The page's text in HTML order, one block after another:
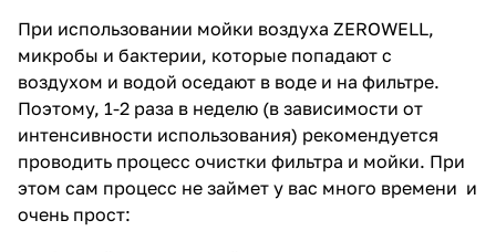
При использовании мойки воздуха ZEROWELL,
микробы и бактерии, которые попадают с
воздухом и водой оседают в воде и на фильтре.
Поэтому, 1-2 раза в неделю (в зависимости от
интенсивности использования) рекомендуется
проводить процесс очистки фильтра и мойки. При
этом сам процесс не займет у вас много времени и
очень прост: